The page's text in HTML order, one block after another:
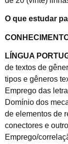
O que estudar
LÍNGUA
de textos de
tipos e gêneros
Emprego das
Domínio dos
de elementos de
conectores e
Emprego/